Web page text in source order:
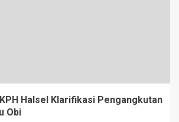
Halsel Klarifikasi Pengangkutan
Obi